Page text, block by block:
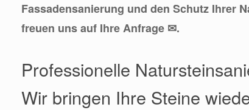
Fassadensanierung und den Schutz Ihrer
freuen uns auf Ihre Anfrage ✉.
Professionelle
Wir bringen Ihre Steine